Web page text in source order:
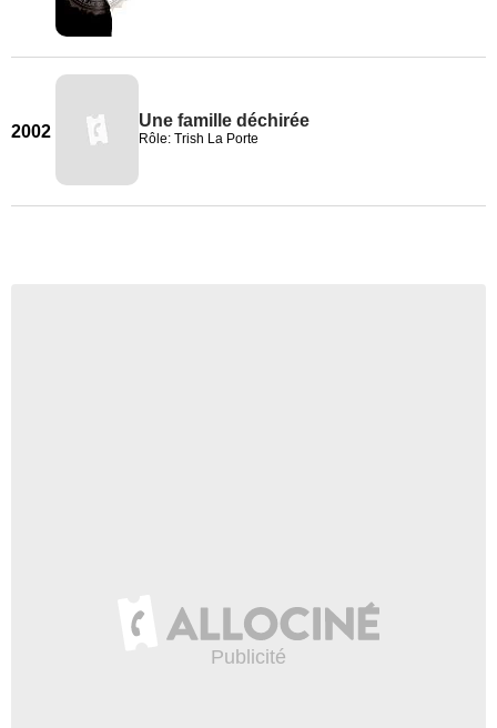
2002
Une famille déchirée
Rôle: Trish La Porte